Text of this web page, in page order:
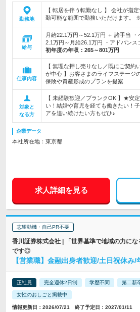
勤務地
【 転居を伴う転勤なし 】 会社が指
勤可能な範囲で勤務いただけます。
給与
月給22.1万円～52.1万円 ＋ 諸手当
2.1万円～月給26.1万円 ・アドバンス
初年度の年収： 265～801万円
仕事内容
【 無理な押し売りなし／既にご契約
が中心 】お客さまのライフステージ
保険や資産形成のプランを提案
対象と
なる方
【 未経験歓迎／ブランクOK 】★安
い！結婚や育児を経ても働きたい！
アを追い続けたい方もぜひ♪
企業データ
本社所在地：東京都
求人詳細を見る
志望動機・自己PR不要
香川証券株式会社 | 「世界基準で地域の力に
です◎
【営業職】金融出身者歓迎/土日祝休み
正社員 完全週休2日制 学歴不問 第二新
女性のおしごと掲載中
情報更新日：2026/07/21 終了予定日：2027/01/11